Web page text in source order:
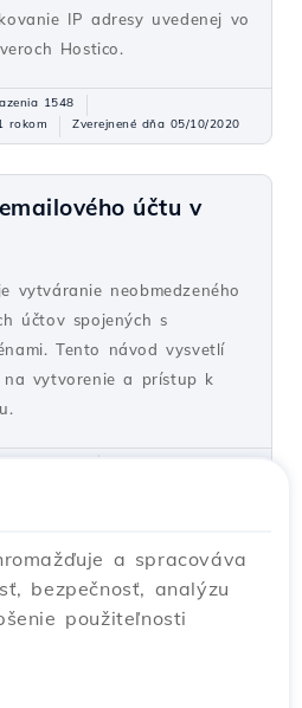
IP adresy uvedenej vo
Hostico.
1548
rokom
Zverejnené dňa 05/10/2020
účtu v
vytváranie neobmedzeného
účtov spojených s
Tento návod vysvetlí
na vytvorenie a prístup k
5934
kontaktu
kontakt k účtu klienta
a spracováva
bezpečnosť, analýzu
použiteľnosti